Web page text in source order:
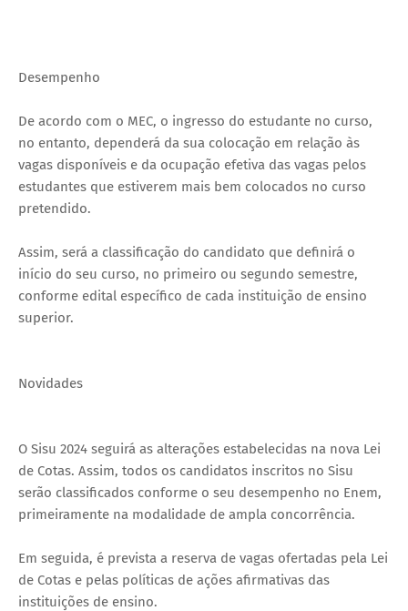
Desempenho
De acordo com o MEC, o ingresso do estudante no curso,
no entanto, dependerá da sua colocação em relação às
vagas disponíveis e da ocupação efetiva das vagas pelos
estudantes que estiverem mais bem colocados no curso
pretendido.
Assim, será a classificação do candidato que definirá o
início do seu curso, no primeiro ou segundo semestre,
conforme edital específico de cada instituição de ensino
superior.
Novidades
O Sisu 2024 seguirá as alterações estabelecidas na nova Lei
de Cotas. Assim, todos os candidatos inscritos no Sisu
serão classificados conforme o seu desempenho no Enem,
primeiramente na modalidade de ampla concorrência.
Em seguida, é prevista a reserva de vagas ofertadas pela Lei
de Cotas e pelas políticas de ações afirmativas das
instituições de ensino.